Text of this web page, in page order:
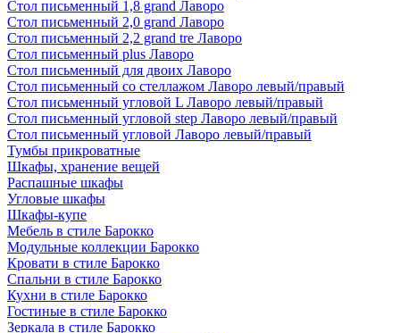
Стол письменный 1,8 grand Лаворо
Стол письменный 2,0 grand Лаворо
Стол письменный 2,2 grand tre Лаворо
Стол письменный plus Лаворо
Стол письменный для двоих Лаворо
Стол письменный со стеллажом Лаворо левый/правый
Стол письменный угловой L Лаворо левый/правый
Стол письменный угловой step Лаворо левый/правый
Стол письменный угловой Лаворо левый/правый
Тумбы прикроватные
Шкафы, хранение вещей
Распашные шкафы
Угловые шкафы
Шкафы-купе
Мебель в стиле Барокко
Модульные коллекции Барокко
Кровати в стиле Барокко
Спальни в стиле Барокко
Кухни в стиле Барокко
Гостиные в стиле Барокко
Зеркала в стиле Барокко